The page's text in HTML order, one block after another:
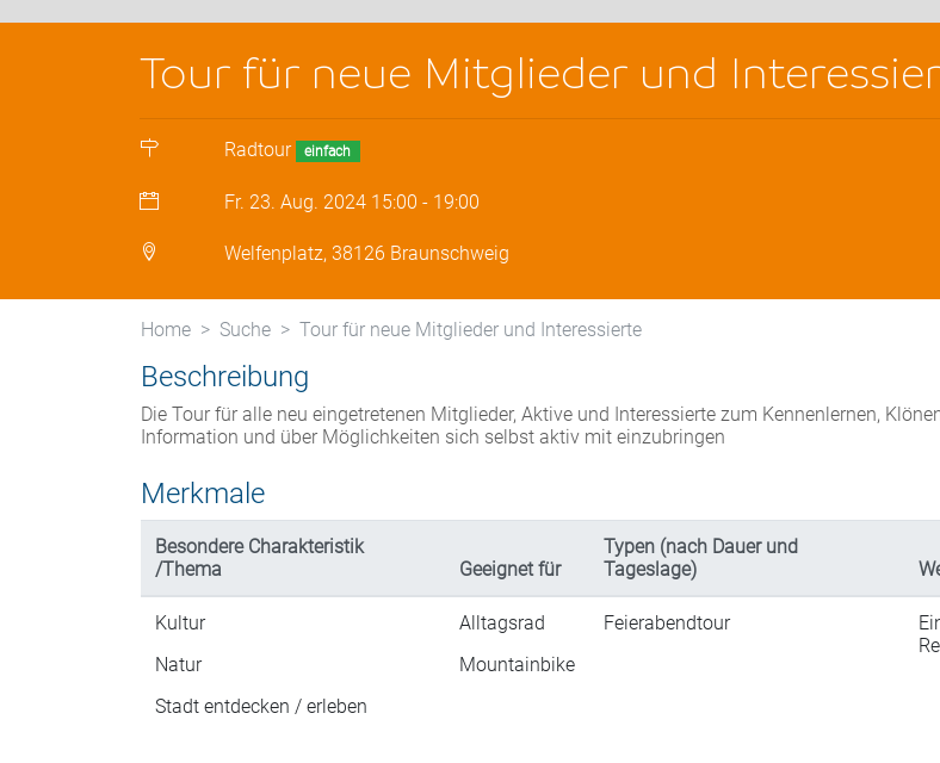
Tour für neue Mitglieder und
Radtour einfach
Fr. 23. Aug. 2024 15:00 - 19:00
Welfenplatz, 38126 Braunschweig
Home Suche Tour für neue Mitglieder und Interessierte
Beschreibung
Die Tour für alle neu eingetretenen Mitglieder, Aktive und Interessierte zum Kennenlernen,
Information und über Möglichkeiten sich selbst aktiv mit einzubringen
Merkmale
Besondere Charakteristik
/Thema
Geeignet für
Typen (nach Dauer und
Tageslage)
Kultur
Natur
Stadt entdecken / erleben
Alltagsrad
Mountainbike
Feierabendtour